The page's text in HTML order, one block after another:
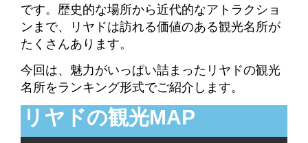
です。歴史的な場所から近代的なアトラクショ
ンまで、リヤドは訪れる価値のある観光名所が
たくさんあります。
今回は、魅力がいっぱい詰まったリヤドの観光
名所をランキング形式でご紹介します。
リヤドの観光MAP